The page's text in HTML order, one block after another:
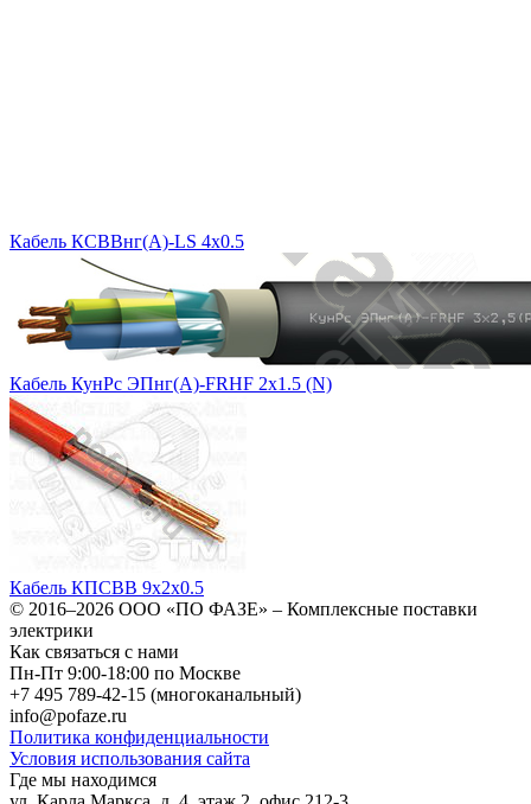
Кабель КСВВнг(A)-LS 4x0.5
Кабель КунРс ЭПнг(А)-FRHF 2х1.5 (N)
Кабель КПСВВ 9х2х0.5
© 2016–2026 ООО «ПО ФАЗЕ» – Комплексные поставки
электрики
Как связаться с нами
Пн-Пт 9:00-18:00 по Москве
+7 495 789-42-15 (многоканальный)
info@pofaze.ru
Политика конфиденциальности
Условия использования сайта
Где мы находимся